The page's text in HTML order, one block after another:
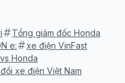
Tổng giám đốc Honda
e:
xe điện VinFast
Honda
xe điện Việt Nam